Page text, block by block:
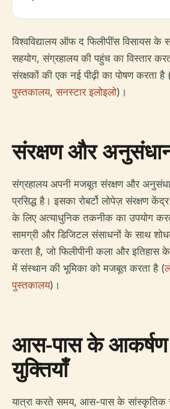
विश्वविद्यालय ऑफ द फिलीपींस विसायस
सहयोग, संग्रहालय की पहुंच का विस्तार
संरक्षकों की एक नई पीढ़ी का पोषण करता है
पुस्तकालय,सनस्टार इलोइलो)।
संरक्षण और
संग्रहालय अपनी मजबूत संरक्षण और
प्रसिद्ध है। इसका रोबर्टो लोपेज़ संरक्षण
के लिए अत्याधुनिक तकनीक का उपयोग
सामग्री और डिजिटल संसाधनों के साथ
करता है, जो फिलीपीनी कला और
में संस्थान की भूमिका को मजबूत करता है (
पुस्तकालय)।
आस-पास के आकर्षण
युक्तियाँ
यात्रा करते समय, आस-पास के सांस्कृतिक